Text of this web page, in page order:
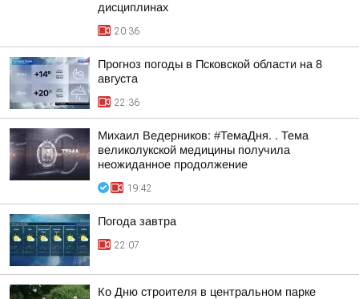
дисциплинах
20:36
Прогноз погоды в Псковской области на 8
августа
22:36
Михаил Ведерников: #ТемаДня. . Тема
великолукской медицины получила
неожиданное продолжение
19:42
Погода завтра
22:07
Ко Дню строителя в центральном парке